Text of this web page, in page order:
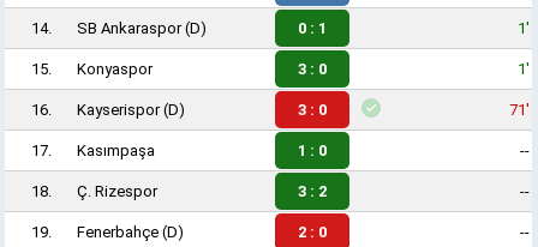
14. SB Ankaraspor(D) 0 : 1 1'
15. Konyaspor 3 : 0 1'
16. Kayserispor(D) 3 : 0 71'
17. Kasımpaşa 1 : 0 --
18. Ç. Rizespor 3 : 2 --
19. Fenerbahçe (D) 2 : 0 --